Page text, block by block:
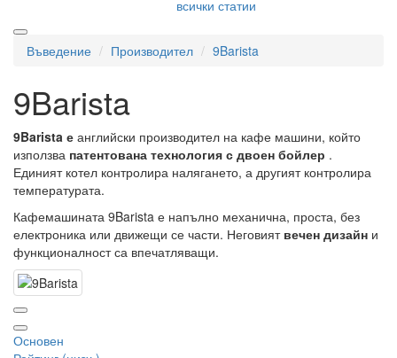
всички статии
Въведение Производител 9Barista
9Barista
9Barista е английски производител на кафе машини, който
използва патентована технология с двоен бойлер .
Единият котел контролира налягането, а другият контролира
температурата.
Кафемашината 9Barista е напълно механична, проста, без
електроника или движещи се части. Неговият вечен дизайн и
функционалност са впечатляващи.
Основен